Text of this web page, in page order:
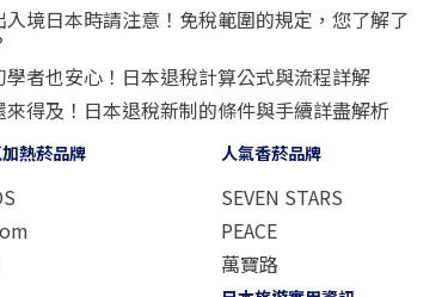
入境日本時請注意！免稅範圍的規定，您了解了
學者也安心！日本退稅計算公式與流程詳解
來得及！日本退稅新制的條件與手續詳盡解析
熱菸品牌 人氣香菸品牌
SEVEN STARS
PEACE
萬寶路